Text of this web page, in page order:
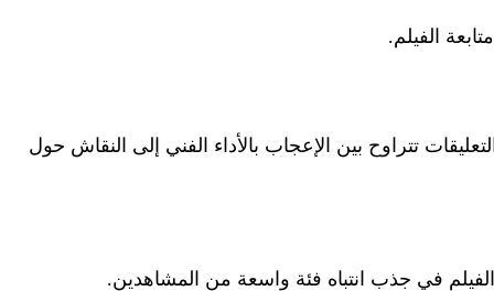
الفيلم.
تتراوح بين الإعجاب بالأداء الفني إلى النقاش حول
في جذب انتباه فئة واسعة من المشاهدين.